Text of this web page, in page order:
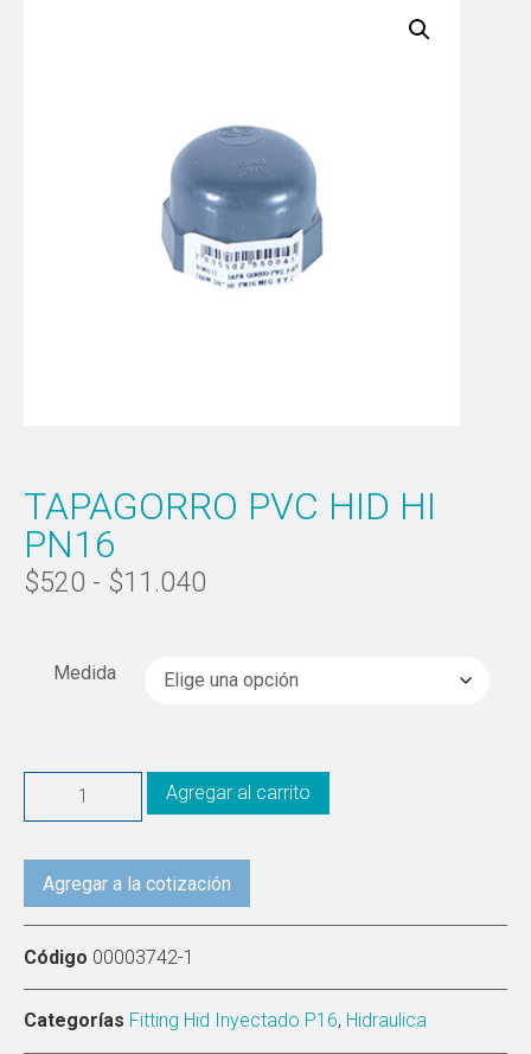
TAPAGORRO PVC HID HI
PN16
$520 - $11.040
Medida
Agregar al carrito
Agregar a la cotización
Código 00003742-1
Categorías Fitting Hid Inyectado P16, Hidraulica